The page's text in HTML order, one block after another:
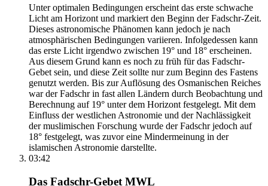
Unter optimalen Bedingungen erscheint das erste schwache
Licht am Horizont und markiert den Beginn der Fadschr-Zeit.
Dieses astronomische Phänomen kann jedoch je nach
atmosphärischen Bedingungen variieren. Infolgedessen kann
das erste Licht irgendwo zwischen 19° und 18° erscheinen.
Aus diesem Grund kann es noch zu früh für das Fadschr-
Gebet sein, und diese Zeit sollte nur zum Beginn des Fastens
genutzt werden. Bis zur Auflösung des Osmanischen Reiches
war der Fadschr in fast allen Ländern durch Beobachtung und
Berechnung auf 19° unter dem Horizont festgelegt. Mit dem
Einfluss der westlichen Astronomie und der Nachlässigkeit
der muslimischen Forschung wurde der Fadschr jedoch auf
18° festgelegt, was zuvor eine Mindermeinung in der
islamischen Astronomie darstellte.
03:42
Das Fadschr-Gebet MWL